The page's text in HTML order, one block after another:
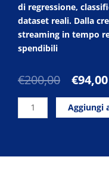
di regressione,
dataset reali. Dalla
streaming in tempo
spendibili
€200,00
Il
era:
€94,00
Data
Python
Aggiungi